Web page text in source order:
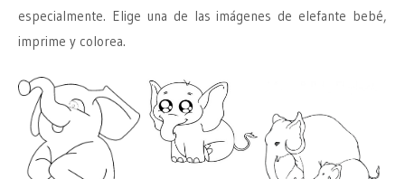
especialmente. Elige una de las imágenes de elefante bebé,
imprime y colorea.